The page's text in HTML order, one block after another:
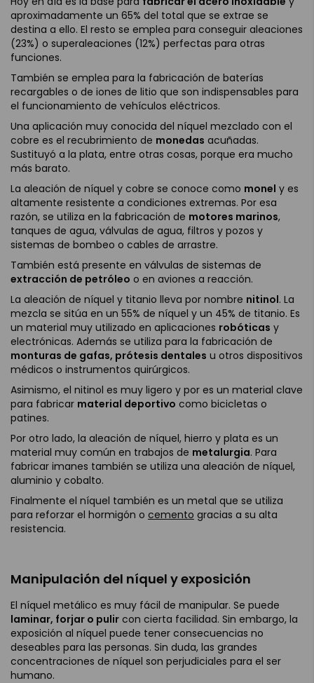
aproximadamente un 65% del total que se extrae se
destina a ello. El resto se emplea para conseguir aleaciones
(23%) o superaleaciones (12%) perfectas para otras
funciones.
También se emplea para la fabricación de baterías
recargables o de iones de litio que son indispensables para
el funcionamiento de vehículos eléctricos.
Una aplicación muy conocida del níquel mezclado con el
cobre es el recubrimiento de monedas acuñadas.
Sustituyó a la plata, entre otras cosas, porque era mucho
más barato.
La aleación de níquel y cobre se conoce como monel y es
altamente resistente a condiciones extremas. Por esa
razón, se utiliza en la fabricación de motores marinos,
tanques de agua, válvulas de agua, filtros y pozos y
sistemas de bombeo o cables de arrastre.
También está presente en válvulas de sistemas de
extracción de petróleo o en aviones a reacción.
La aleación de níquel y titanio lleva por nombre nitinol. La
mezcla se sitúa en un 55% de níquel y un 45% de titanio. Es
un material muy utilizado en aplicaciones robóticas y
electrónicas. Además se utiliza para la fabricación de
monturas de gafas, prótesis dentales u otros dispositivos
médicos o instrumentos quirúrgicos.
Asimismo, el nitinol es muy ligero y por es un material clave
para fabricar material deportivo como bicicletas o
patines.
Por otro lado, la aleación de níquel, hierro y plata es un
material muy común en trabajos de metalurgia. Para
fabricar imanes también se utiliza una aleación de níquel,
aluminio y cobalto.
Finalmente el níquel también es un metal que se utiliza
para reforzar el hormigón o cemento gracias a su alta
resistencia.
Manipulación del níquel y exposición
El níquel metálico es muy fácil de manipular. Se puede
laminar, forjar o pulir con cierta facilidad. Sin embargo, la
exposición al níquel puede tener consecuencias no
deseables para las personas. Sin duda, las grandes
concentraciones de níquel son perjudiciales para el ser
humano.